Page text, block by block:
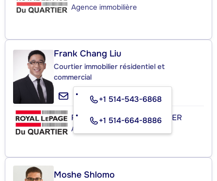
Agence immobilière
Frank Chang Liu
Courtier immobilier résidentiel et
commercial
+1 514-543-6868
+1 514-664-8886
ROYAL LEPAGE DU QUARTIER
Agence immobilière
Moshe Shlomo